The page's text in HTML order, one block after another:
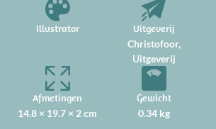
Illustrator Uitgeverij
Christofoor,
Uitgeverij
Afmetingen
14.8 × 19.7 × 2 cm
Gewicht
0.34 kg